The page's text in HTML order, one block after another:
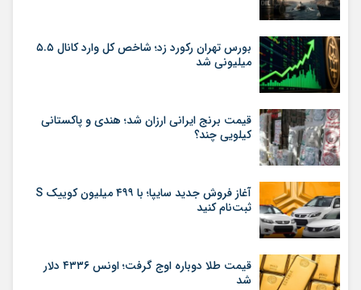
بورس تهران رکورد زد؛ شاخص کل وارد کانال ۵.۵
میلیونی شد
قیمت برنج ایرانی ارزان شد؛ هندی و پاکستانی
کیلویی چند؟
آغاز فروش جدید سایپا؛ با ۴۹۹ میلیون کوییک S
ثبت‌نام کنید
قیمت طلا دوباره اوج گرفت؛ اونس ۴۳۳۶ دلار
شد